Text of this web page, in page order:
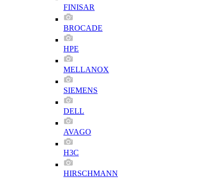
FINISAR
BROCADE
HPE
MELLANOX
SIEMENS
DELL
AVAGO
H3C
HIRSCHMANN